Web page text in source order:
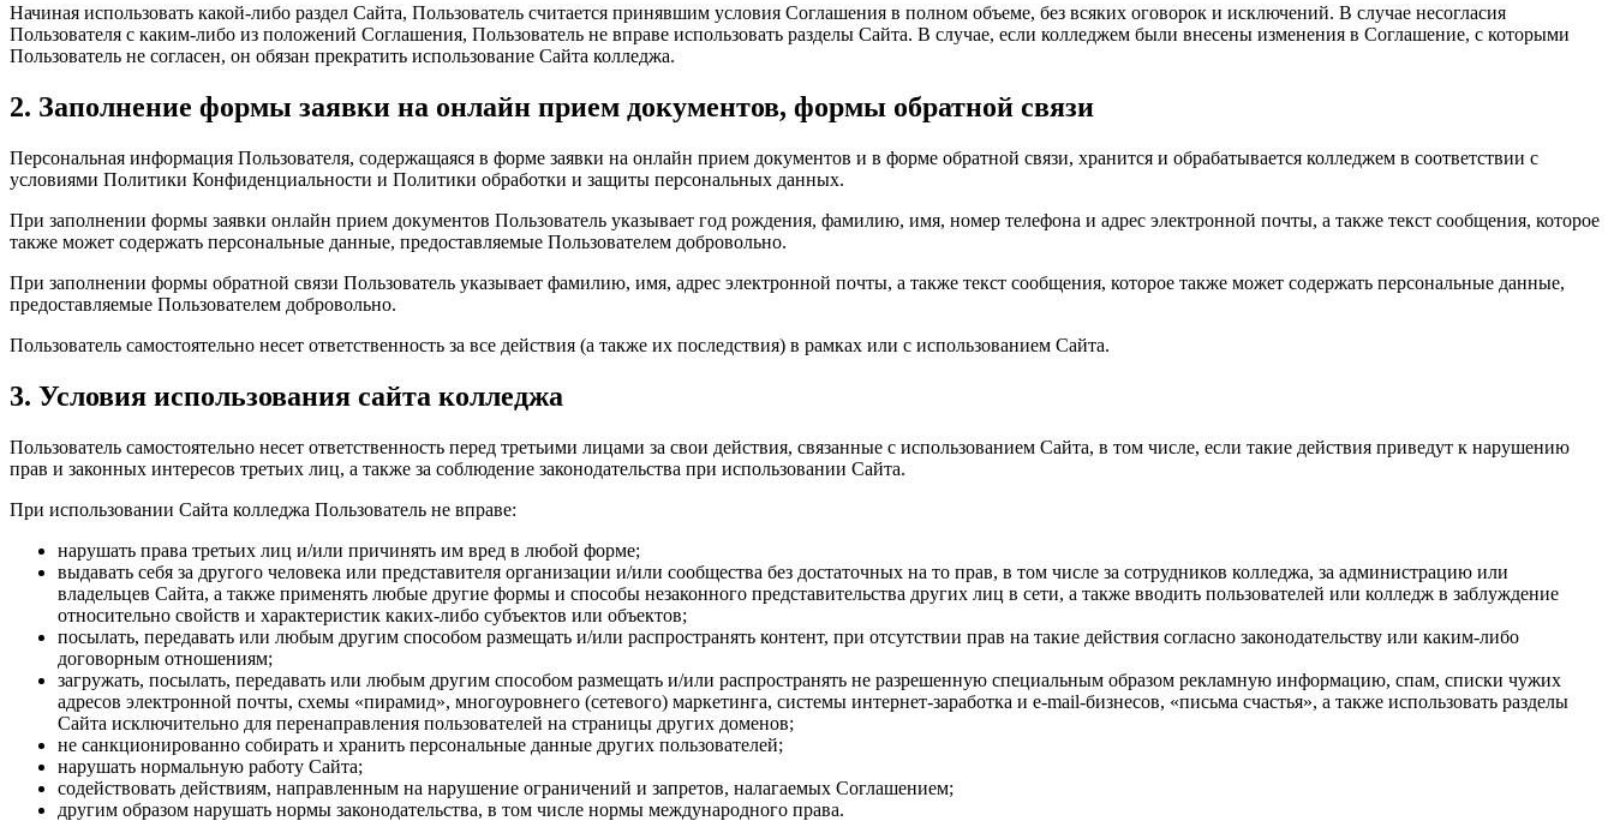
Начиная использовать какой-либо раздел Сайта, Пользователь считается принявшим условия Соглашения в полном объеме, без всяких оговорок и исключений. В случае несогласия
Пользователя с каким-либо из положений Соглашения, Пользователь не вправе использовать разделы Сайта. В случае, если колледжем были внесены изменения в Соглашение, с которыми
Пользователь не согласен, он обязан прекратить использование Сайта колледжа.
2. Заполнение формы заявки на онлайн прием документов, формы обратной связи
Персональная информация Пользователя, содержащаяся в форме заявки на онлайн прием документов и в форме обратной связи, хранится и обрабатывается колледжем в соответствии с
условиями Политики Конфиденциальности и Политики обработки и защиты персональных данных.
При заполнении формы заявки онлайн прием документов Пользователь указывает год рождения, фамилию, имя, номер телефона и адрес электронной почты, а также текст сообщения, которое
также может содержать персональные данные, предоставляемые Пользователем добровольно.
При заполнении формы обратной связи Пользователь указывает фамилию, имя, адрес электронной почты, а также текст сообщения, которое также может содержать персональные данные,
предоставляемые Пользователем добровольно.
Пользователь самостоятельно несет ответственность за все действия (а также их последствия) в рамках или с использованием Сайта.
3. Условия использования сайта колледжа
Пользователь самостоятельно несет ответственность перед третьими лицами за свои действия, связанные с использованием Сайта, в том числе, если такие действия приведут к нарушению
прав и законных интересов третьих лиц, а также за соблюдение законодательства при использовании Сайта.
При использовании Сайта колледжа Пользователь не вправе:
нарушать права третьих лиц и/или причинять им вред в любой форме;
выдавать себя за другого человека или представителя организации и/или сообщества без достаточных на то прав, в том числе за сотрудников колледжа, за администрацию или
владельцев Сайта, а также применять любые другие формы и способы незаконного представительства других лиц в сети, а также вводить пользователей или колледж в заблуждение
относительно свойств и характеристик каких-либо субъектов или объектов;
посылать, передавать или любым другим способом размещать и/или распространять контент, при отсутствии прав на такие действия согласно законодательству или каким-либо
договорным отношениям;
загружать, посылать, передавать или любым другим способом размещать и/или распространять не разрешенную специальным образом рекламную информацию, спам, списки чужих
адресов электронной почты, схемы «пирамид», многоуровнего (сетевого) маркетинга, системы интернет-заработка и e-mail-бизнесов, «письма счастья», а также использовать разделы
Сайта исключительно для перенаправления пользователей на страницы других доменов;
не санкционированно собирать и хранить персональные данные других пользователей;
нарушать нормальную работу Сайта;
содействовать действиям, направленным на нарушение ограничений и запретов, налагаемых Соглашением;
другим образом нарушать нормы законодательства, в том числе нормы международного права.